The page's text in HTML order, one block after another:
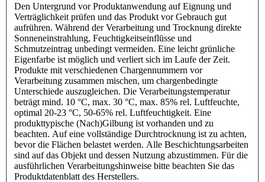
Den Untergrund vor Produktanwendung auf Eignung und
Verträglichkeit prüfen und das Produkt vor Gebrauch gut
aufrühren. Während der Verarbeitung und Trocknung direkte
Sonneneinstrahlung, Feuchtigkeitseinflüsse und
Schmutzeintrag unbedingt vermeiden. Eine leicht grünliche
Eigenfarbe ist möglich und verliert sich im Laufe der Zeit.
Produkte mit verschiedenen Chargennummern vor
Verarbeitung zusammen mischen, um chargenbedingte
Unterschiede auszugleichen. Die Verarbeitungstemperatur
beträgt mind. 10 °C, max. 30 °C, max. 85% rel. Luftfeuchte,
optimal 20-23 °C, 50-65% rel. Luftfeuchtigkeit. Eine
produkttypische (Nach)Gilbung ist vorhanden und zu
beachten. Auf eine vollständige Durchtrocknung ist zu achten,
bevor die Flächen belastet werden. Alle Beschichtungsarbeiten
sind auf das Objekt und dessen Nutzung abzustimmen. Für die
ausführlichen Verarbeitungshinweise bitte beachten Sie das
Produktdatenblatt des Herstellers.